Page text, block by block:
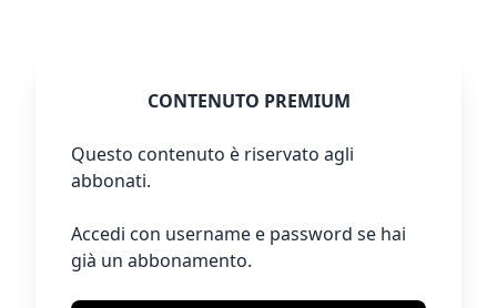
CONTENUTO PREMIUM
Questo contenuto è riservato agli
abbonati.
Accedi con username e password se hai
già un abbonamento.